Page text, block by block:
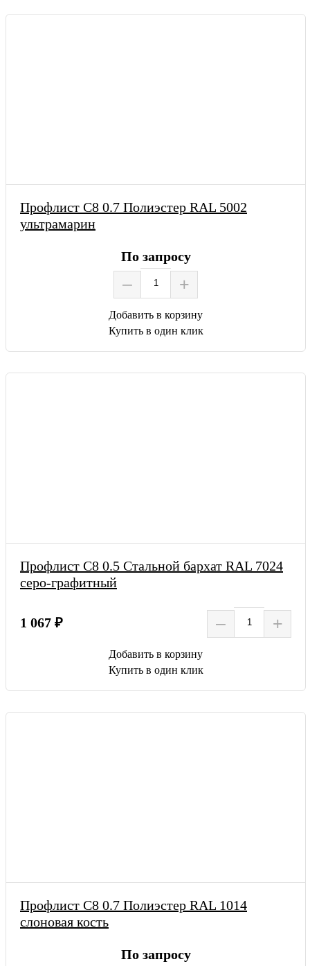
Профлист С8 0.7 Полиэстер RAL 5002
ультрамарин
По запросу
– +
Добавить в корзину
Купить в один клик
Профлист С8 0.5 Стальной бархат RAL 7024
серо-графитный
1 067 ₽ – +
Добавить в корзину
Купить в один клик
Профлист С8 0.7 Полиэстер RAL 1014
слоновая кость
По запросу